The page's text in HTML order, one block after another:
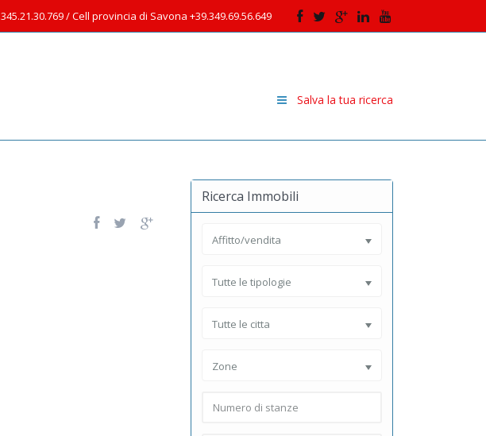
/ Cell provincia di Savona +39.349.69.56.649
Salva la tua ricerca
Ricerca Immobili
Affitto/vendita
Tutte le tipologie
Tutte le citta
Zone